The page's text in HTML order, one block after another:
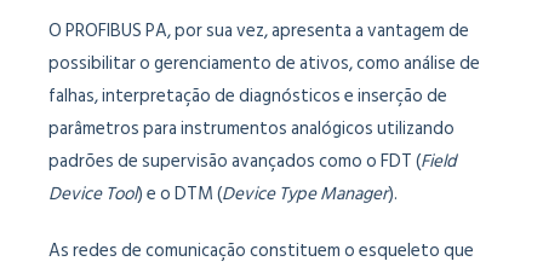
O PROFIBUS PA, por sua vez, apresenta a vantagem de
possibilitar o gerenciamento de ativos, como análise de
falhas, interpretação de diagnósticos e inserção de
parâmetros para instrumentos analógicos utilizando
padrões de supervisão avançados como o FDT (Field
Device Tool) e o DTM (Device Type Manager).
As redes de comunicação constituem o esqueleto que